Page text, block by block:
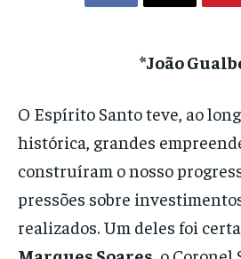
*João
O Espírito Santo teve, ao
histórica, grandes
construíram o nosso
pressões sobre
realizados. Um deles foi